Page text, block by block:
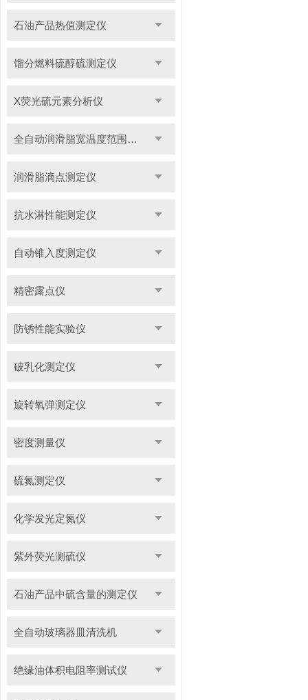
石油产品热值测定仪
馏分燃料硫醇硫测定仪
X荧光硫元素分析仪
全自动润滑脂宽温度范围滴点测定仪
润滑脂滴点测定仪
抗水淋性能测定仪
自动锥入度测定仪
精密露点仪
防锈性能实验仪
破乳化测定仪
旋转氧弹测定仪
密度测量仪
硫氮测定仪
化学发光定氮仪
紫外荧光测硫仪
石油产品中硫含量的测定仪
全自动玻璃器皿清洗机
绝缘油体积电阻率测试仪